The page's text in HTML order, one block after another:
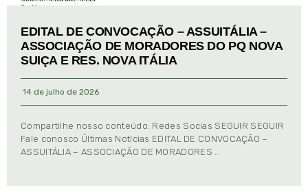
EDITAL DE CONVOCAÇÃO – ASSUITÁLIA –
ASSOCIAÇÃO DE MORADORES DO PQ NOVA
SUIÇA E RES. NOVA ITÁLIA
14 de julho de 2026
Compartilhe nosso conteúdo: Redes Socias SEGUIR SEGUIR
Fale conosco Últimas Notícias EDITAL DE CONVOCAÇÃO –
ASSUITÁLIA – ASSOCIAÇÃO DE MORADORES …